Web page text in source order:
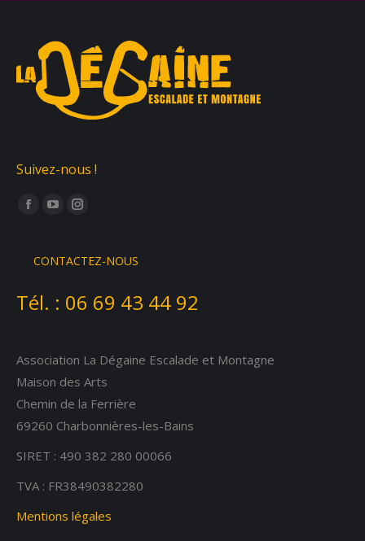
Suivez-nous !
Trouvez nous sur :
Facebook
opens
new
YouTube
opens
new
Instagram
opens
new
CONTACTEZ-NOUS
Tél. : 06 69 43 44 92
Association La Dégaine Escalade et Montagne
Maison des Arts
Chemin de la Ferrière
69260 Charbonnières-les-Bains
SIRET : 490 382 280 00066
TVA : FR38490382280
Mentions légales